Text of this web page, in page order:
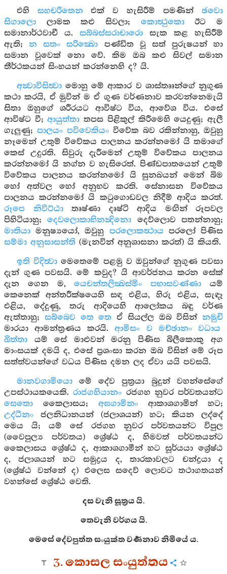
එහි සහචරිතෙන එක් ව හැසිරීම් පමණින්ඡවො
සිගාලො ලාමක කළු සිවලා; කොත්‍ථුකොඊට ම
සමානාර්ථවාචී ය. සබ්බස්සරාචාරො සැක කළ හැසිරීම්
ඇති;න සතං සරික්‍ඛො පණ්ඩිත වූ සත් පුරුෂයන් හා
සමාන වූවෙක් නො වේ. කිම ඔබ කළු සිවල් සමාන
තීර්ථකයන් සිංහයන් කරන්නෙහි ද? යි.
අන්‍වාවිසිත්‍වාමොහු මේ ආකාර ව ශාස්තෲන්ගේ නුගුණ
කථා කරයි, ඒ මුවින් ම ඒ ගුණ වර්ණනාව කරවන්නෙමැයි
සිතා ඔහුගේ ශරීරයට ආවිෂ්ට විය, ආවේශ විය. එසේ
ආවිෂ්ට වී;ආයුත්තා තපස පිළිකුල් කිරීමෙහි යෙදුණු; ඇලී
ගැලුණු; පාලයං පවිවෙකියං විවේක බව රකින්නාහු, ඔවුහු
නෑමෙන් උතුම් විවේකය පාලනය කරන්නමෝ යි තමාගේ
කෙස් උදුරති. සිවුරු දැරීමෙන් උතුම් විවේකය පාලනය
කරන්නමෝ යි නග්න ව හැසිරෙත්. පිණ්ඩපාතයෙන් උතුම්
විවේකය පාලනය කරන්නමෝ යි සුනඛයන් මෙන් බිම
හෝ අත්වල හෝ අනුභව කරති. සේනාසන විවේකය
පාලනය කරන්නමෝ යි කටුගොඩවල නිදීම් ආදිය කරත්.
රූපෙ නිවිට්ඨාතෘෂ්ණා දෘෂ්ටි ආදිය මඟින් රූපවල
පිහිටියාහු;දෙවලොකාභිනන්‍දිනො දෙව්ලොව පතන්නාහු;
මාතියාමනුෂ්‍යයෝ, ඔවුහු පරලොකත්‍ථාය පරලෝ පිණිස
සම්මා අනුසාසන්ති (මැනවින් අනුශාසනා කරත්) යි කියති.
ඉති විදිත්‍වාමෙතෙමේ පළමු ව ඔවුන්ගේ නුගුණ පවසා
දැන් ගුණ පවසයි. මේ කවුද? යි ආවර්ජනය කරන සේක්
දැන ගෙන ම,යෙචන්තලික්‍ඛස්මිං පභාසවණ්ණා යම්
කෙනෙක් අන්තරීක්ෂයෙහි සඳ එළිය, හිරු එළිය, සැඳෑ
එළිය, දේදුණු, තරු ආදියෙහි ආලෝකය බඳු වර්ණ
ඇත්තාහු; සබ්බෙව තෙ තෙ ඒ සියල්ල ඔබ විසින් නමුචි
මාරයා ආමන්ත්‍රණය කරයි.ආමිසං ව මච්ඡානං වධාය
ඛිත්තා යම් සේ මාළුවන් මරනු පිණිස බිලීකොකු අග
මාංසයක් දමයි ද, එසේ ප්‍රශංසා කරන ඔබ විසින් මේ රූප
සත්ත්වයන්ගේ වධය පිණිස දමන ලද ඒවා යයි පවසයි.
මානවගාමියොමේ දේව පුත්‍රයා බුදුන් වහන්සේගේ
උපස්ථායකයෙකි.රාජගහියානං රජගහ නුවර පර්වතයන්ට
සෙතො කෛලාසය; අඝගාමිනංආකාශගාමින් හට;
උද්ධීනං ජලනිධානයන් (ජලාශයන්) හට; කියන ලද්දේ
මෙය යි; යම් සේ රජගහ නුවර පර්වතයන්ට විපුල
(වෛපුල්‍ය පර්වතය) ශ්‍රේෂ්ඨ ද, හිමවත් පර්වතයන්ට
කෛලාසය ශ්‍රේෂ්ඨ ද, ආකාශගාමීන් හට සූර්යයා ශ්‍රේෂ්ඨ
ද, ජලාශයන් හට සමුද්‍රය ද, තාරකාවලට චන්ද්‍රයා ද
(ශ්‍රේෂ්ඨ වන්නේ ද) එලෙස සදෙව් ලොවට තථාගතයන්
වහන්සේ ශ්‍රේෂ්ඨ වෙති.
දස වැනි සූත්‍රය යි.
තෙවැනි වර්ගය යි.
මෙසේ දේවපුත්ත සංයුක්ත වර්‍ණනාව නිමියේ ය.
3. කොසල සංයුත්තය